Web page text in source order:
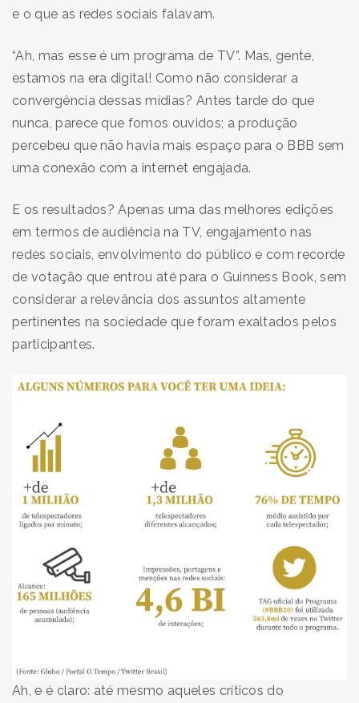
e o que as redes sociais falavam.
“Ah, mas esse é um programa de TV”. Mas, gente,
estamos na era digital! Como não considerar a
convergência dessas mídias? Antes tarde do que
nunca, parece que fomos ouvidos; a produção
percebeu que não havia mais espaço para o BBB sem
uma conexão com a internet engajada.
E os resultados? Apenas uma das melhores edições
em termos de audiência na TV, engajamento nas
redes sociais, envolvimento do público e com recorde
de votação que entrou até para o Guinness Book, sem
considerar a relevância dos assuntos altamente
pertinentes na sociedade que foram exaltados pelos
participantes.
Ah, e é claro: até mesmo aqueles críticos do